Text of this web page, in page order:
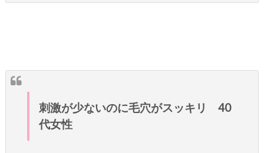
刺激が少ないのに毛穴がスッキリ 40
代女性